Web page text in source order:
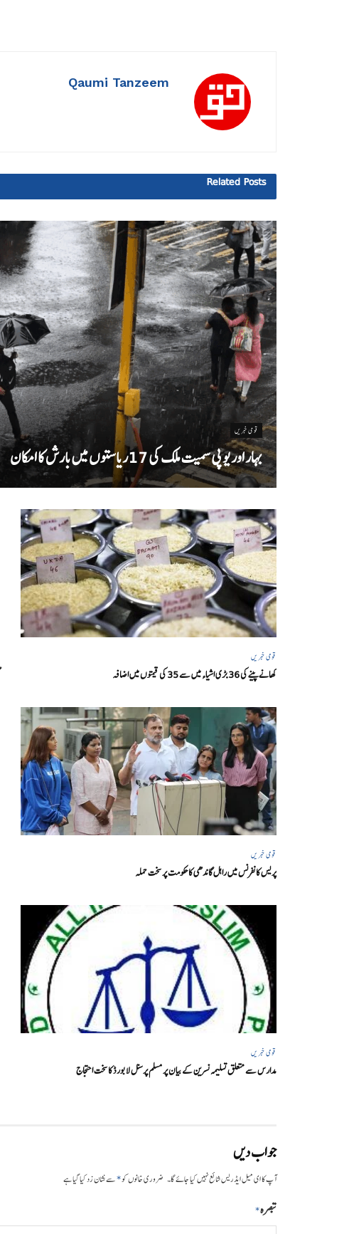
Qaumi Tanzeem
Related Posts
قومی خبریں
بہار اور یو پی سمیت ملک کی 17ریاستوں میں بارش کا امکان
قومی خبریں
کھانے پینے کی 36 بڑی اشیاء میں سے 35 کی قیمتوں میں اضافہ
قومی خبریں
پریس کانفرنس میں راہل گاندھی کا حکومت پر سخت حملہ
قومی خبریں
مدارس سے متعلق تسلیمہ نسرین کے بیان پر مسلم پرسنل لا بورڈ کا سخت احتجاج
جواب دیں
آپ کا ای میل ایڈریس شائع نہیں کیا جائے گا۔ ضروری خانوں کو*سے نشان زد کیا گیا ہے
تبصرہ*